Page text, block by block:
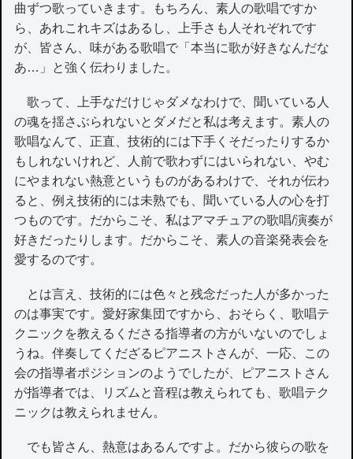
曲ずつ歌っていきます。もちろん、素人の歌唱ですか
ら、あれこれキズはあるし、上手さも人それぞれです
が、皆さん、味がある歌唱で「本当に歌が好きなんだな
あ…」と強く伝わりました。
歌って、上手なだけじゃダメなわけで、聞いている人
の魂を揺さぶられないとダメだと私は考えます。素人の
歌唱なんて、正直、技術的には下手くそだったりするか
もしれないけれど、人前で歌わずにはいられない、やむ
にやまれない熱意というものがあるわけで、それが伝わ
ると、例え技術的には未熟でも、聞いている人の心を打
つものです。だからこそ、私はアマチュアの歌唱/演奏が
好きだったりします。だからこそ、素人の音楽発表会を
愛するのです。
とは言え、技術的には色々と残念だった人が多かった
のは事実です。愛好家集団ですから、おそらく、歌唱テ
クニックを教えるくださる指導者の方がいないのでしょ
うね。伴奏してくだざるピアニストさんが、一応、この
会の指導者ポジションのようでしたが、ピアニストさん
が指導者では、リズムと音程は教えられても、歌唱テク
ニックは教えられません。
でも皆さん、熱意はあるんですよ。だから彼らの歌を